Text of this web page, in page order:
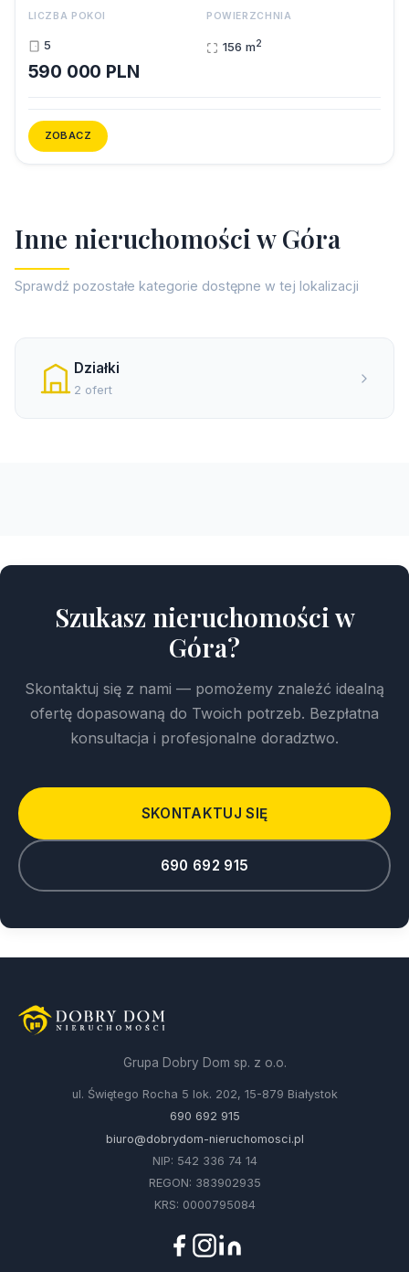
LICZBA POKOI
5
POWIERZCHNIA
156 m2
590 000 PLN
ZOBACZ
Inne nieruchomości w Góra
Sprawdź pozostałe kategorie dostępne w tej lokalizacji
Działki
2 ofert
Szukasz nieruchomości w
Góra?
Skontaktuj się z nami — pomożemy znaleźć idealną
ofertę dopasowaną do Twoich potrzeb. Bezpłatna
konsultacja i profesjonalne doradztwo.
SKONTAKTUJ SIĘ
690 692 915
Grupa Dobry Dom sp. z o.o.
ul. Świętego Rocha 5 lok. 202, 15-879 Białystok
690 692 915
biuro@dobrydom-nieruchomosci.pl
NIP: 542 336 74 14
REGON: 383902935
KRS: 0000795084